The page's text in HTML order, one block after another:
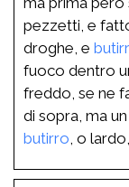
pezzetti, e
droghe, e
fuoco dentro
freddo, se ne
di sopra, ma
butirro , o